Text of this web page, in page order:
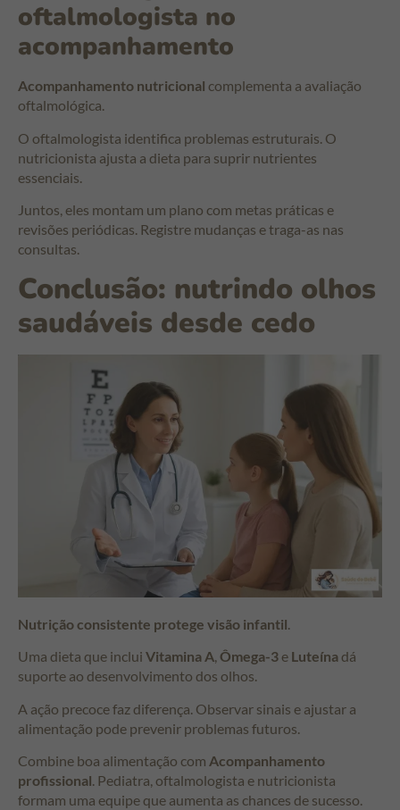
oftalmologista no
acompanhamento
Acompanhamento nutricional complementa a avaliação
oftalmológica.
O oftalmologista identifica problemas estruturais. O
nutricionista ajusta a dieta para suprir nutrientes
essenciais.
Juntos, eles montam um plano com metas práticas e
revisões periódicas. Registre mudanças e traga-as nas
consultas.
Conclusão: nutrindo olhos
saudáveis desde cedo
Nutrição consistente protege visão infantil.
Uma dieta que inclui Vitamina A, Ômega-3 e Luteína dá
suporte ao desenvolvimento dos olhos.
A ação precoce faz diferença. Observar sinais e ajustar a
alimentação pode prevenir problemas futuros.
Combine boa alimentação com Acompanhamento
profissional. Pediatra, oftalmologista e nutricionista
formam uma equipe que aumenta as chances de sucesso.